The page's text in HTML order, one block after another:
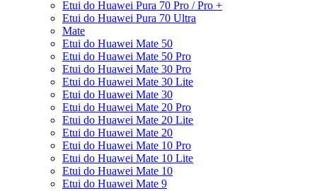
Etui do Huawei Pura 70 Pro / Pro +
Etui do Huawei Pura 70 Ultra
Mate
Etui do Huawei Mate 50
Etui do Huawei Mate 50 Pro
Etui do Huawei Mate 30 Pro
Etui do Huawei Mate 30 Lite
Etui do Huawei Mate 30
Etui do Huawei Mate 20 Pro
Etui do Huawei Mate 20 Lite
Etui do Huawei Mate 20
Etui do Huawei Mate 10 Pro
Etui do Huawei Mate 10 Lite
Etui do Huawei Mate 10
Etui do Huawei Mate 9